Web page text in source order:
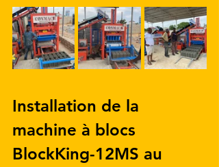
Installation de la
machine à blocs
BlockKing-12MS au